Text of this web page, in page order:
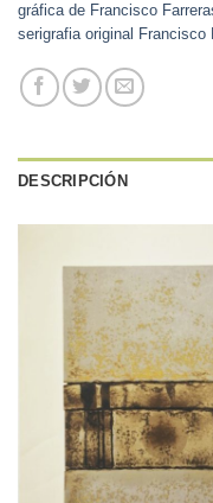
gráfica de Francisco
serigrafia original Francisco
DESCRIPCIÓN